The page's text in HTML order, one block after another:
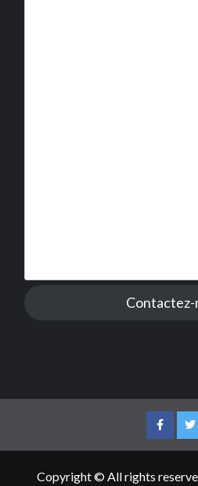
Contactez-
Copyright © All rights